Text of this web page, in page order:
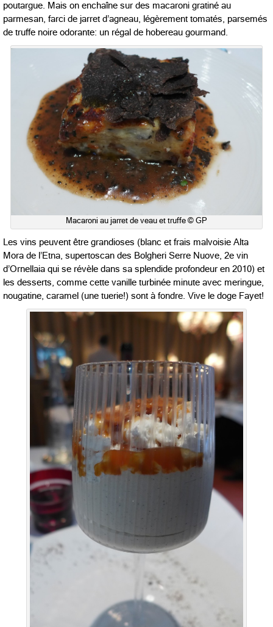
poutargue. Mais on enchaîne sur des macaroni gratiné au
parmesan, farci de jarret d’agneau, légèrement tomatés, parsemés
de truffe noire odorante: un régal de hobereau gourmand.
Macaroni au jarret de veau et truffe © GP
Les vins peuvent être grandioses (blanc et frais malvoisie Alta
Mora de l’Etna, supertoscan des Bolgheri Serre Nuove, 2e vin
d’Ornellaia qui se révèle dans sa splendide profondeur en 2010) et
les desserts, comme cette vanille turbinée minute avec meringue,
nougatine, caramel (une tuerie!) sont à fondre. Vive le doge Fayet!